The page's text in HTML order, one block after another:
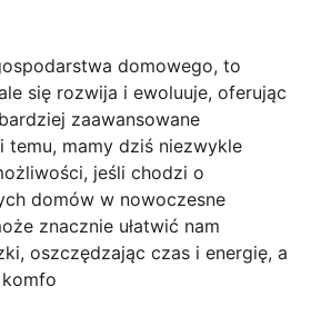
domowego, to
się rozwija i ewoluuje, oferując
zaawansowane
temu, mamy dziś niezwykle
jeśli chodzi o
domów w nowoczesne
znacznie ułatwić nam
oszczędzając czas i energię, a